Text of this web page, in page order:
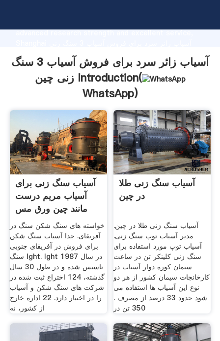
advanced research strength and excellent service,
چین supplier create the value and bring values to all
of customers.
آسیاب زائر سرد برای فروش آسیاب 3 سنگ
زنی چین Introduction(
WhatsApp)
آسیاب سنگ زنی برای
آسیاب مریم درست
مانند چین ورق مس
فلز
خواسته های سنگ شکن سنگ در
آفریقای. جدا آسیاب سنگ شکن
برای فروش در آفریقای جنوبی
سنگ lght. lght در سال 1987
تاسیس شده و در طول 30 سال
گذشته، 124 اختراع ثبت شده در
شركت های سنگ شكن و آسیاب
را در اختیار دارد. 22 اداره خارج
از کشور، نه
آسیاب سنگ زنی طلا
در چین
آسیاب سنگ زنی طلا در چین.
مدیر آسیاب توپ سنگ زنی.
آسیاب توپ مورد استفاده برای
سنگ زنی کلینکر تن در ساعت
سیمان کوره دوار آسیاب در
کارخانجات سیمان کشور از هر دو
نوع این آسیاب ها استفاده می
شود حدود 33 درصد از مصرف .
350 تن در